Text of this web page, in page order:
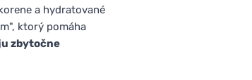
a hydratované
ktorý pomáha
zbytočne